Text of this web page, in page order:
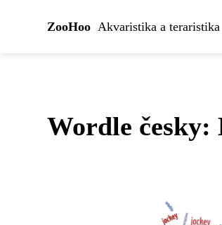
ZooHoo Akvaristika a teraristika
Wordle česky: